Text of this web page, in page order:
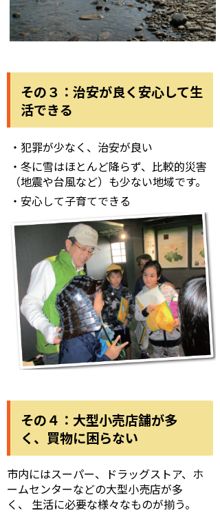
その３：治安が良く安心して生
活できる
・犯罪が少なく、治安が良い
・冬に雪はほとんど降らず、比較的災害
（地震や台風など）も少ない地域です。
・安心して子育てできる
その４：大型小売店舗が多
く、買物に困らない
市内にはスーパー、ドラッグストア、ホ
ームセンターなどの大型小売店が多
く、 生活に必要な様々なものが揃う。